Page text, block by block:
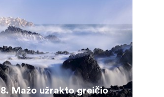
8. Mažo užrakto greičio